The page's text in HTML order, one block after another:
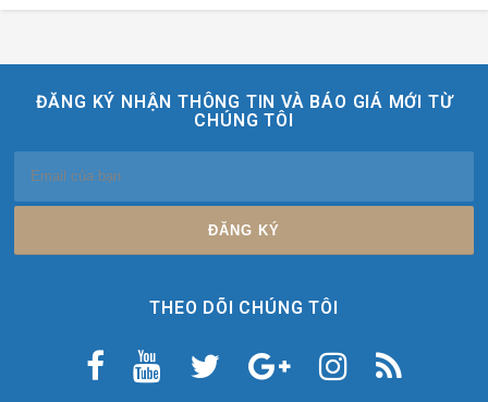
ĐĂNG KÝ NHẬN THÔNG TIN VÀ BÁO GIÁ MỚI TỪ
CHÚNG TÔI
THEO DÕI CHÚNG TÔI